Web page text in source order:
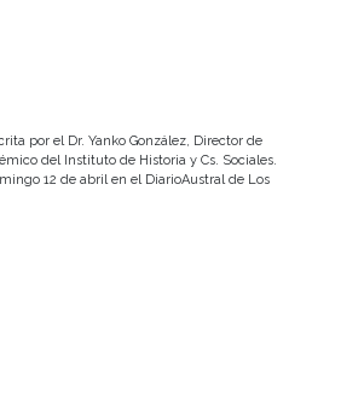
por el Dr. Yanko González, Director de
del Instituto de Historia y Cs. Sociales.
12 de abril en el DiarioAustral de Los